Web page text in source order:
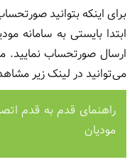
برای اینکه بتوانید
ابتدا بایستی به سامانه
ارسال صورتحساب نمایید.
می‌توانید در لینک زیر
راهنمای قدم به قدم
مودیان